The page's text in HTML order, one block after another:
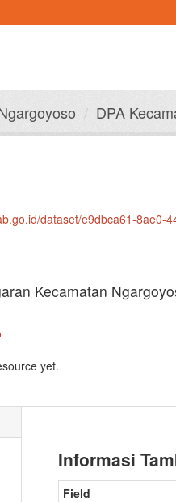
DPA
dataset/e9dbca61-
Kecamatan
yet.
Informasi
Field